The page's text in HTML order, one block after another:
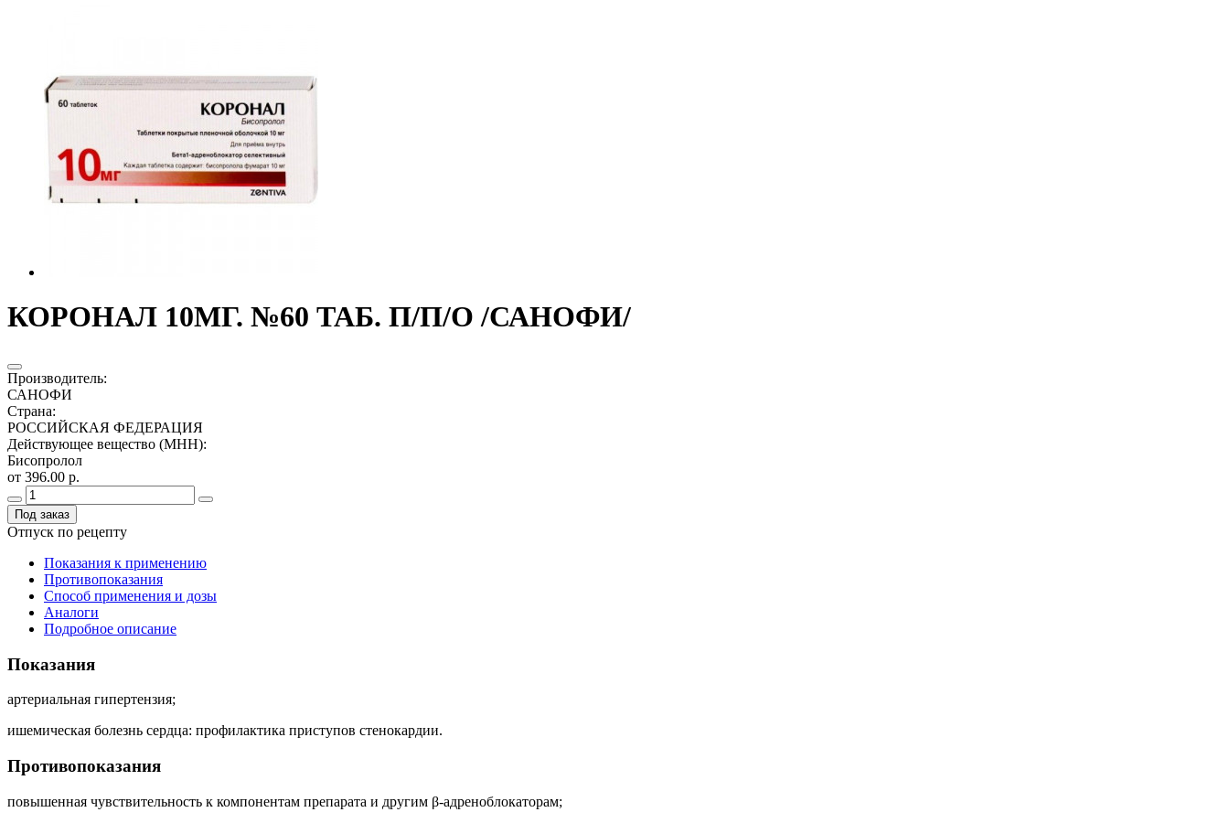
КОРОНАЛ 10МГ. №60 ТАБ. П/П/О /САНОФИ/
Производитель:
САНОФИ
Страна:
РОССИЙСКАЯ ФЕДЕРАЦИЯ
Действующее вещество (МНН):
Бисопролол
от 396.00 р.
Под заказ
Отпуск по рецепту
Показания к применению
Противопоказания
Способ применения и дозы
Аналоги
Подробное описание
Показания
артериальная гипертензия;
ишемическая болезнь сердца: профилактика приступов стенокардии.
Противопоказания
повышенная чувствительность к компонентам препарата и другим β-адреноблокаторам;